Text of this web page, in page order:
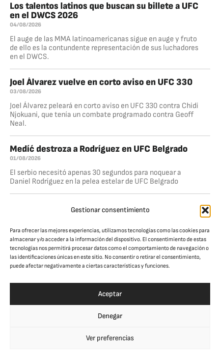
Gestionar consentimiento
Para ofrecer las mejores experiencias, utilizamos tecnologías como las cookies para
almacenar y/o acceder a la información del dispositivo. El consentimiento de estas
tecnologías nos permitirá procesar datos como el comportamiento de navegación o
las identificaciones únicas en este sitio. No consentir o retirar el consentimiento,
puede afectar negativamente a ciertas características y funciones.
Aceptar
Denegar
Ver preferencias
Los talentos latinos que buscan su billete a UFC
en el DWCS 2026
04/08/2026
El auge de las MMA latinoamericanas sigue en auge y fruto
de ello es la contundente representación de sus luchadores
en el DWCS.
Joel Álvarez vuelve en corto aviso en UFC 330
03/08/2026
Joel Álvarez peleará en corto aviso en UFC 330 contra Chidi
Njokuani, que tenía un combate programado contra Geoff
Neal.
Medíć destroza a Rodríguez en UFC Belgrado
01/08/2026
El serbio necesitó apenas 30 segundos para noquear a
Daniel Rodríguez en la pelea estelar de UFC Belgrado
Dominio total de Ankalaev
Magomed Ankalaev volvió a la senda del triunfo al derrotar
a Bogdan Guskov por nocaut técnico en el quinto round,
dentro de la pelea estelar de UFC Abu Dhabi. El